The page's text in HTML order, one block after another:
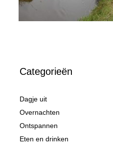
Categorieën
Dagje uit
Overnachten
Ontspannen
Eten en drinken